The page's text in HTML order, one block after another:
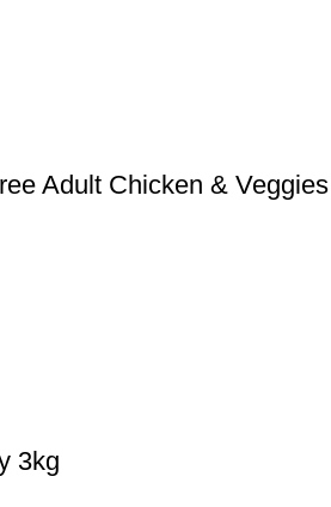
Adult Chicken & Veggies
3kg